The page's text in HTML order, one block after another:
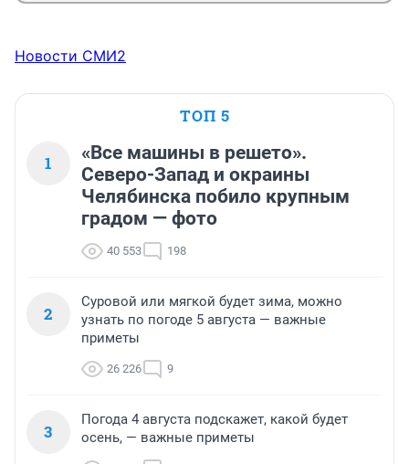
Новости СМИ2
ТОП 5
1
«Все машины в решето».
Северо-Запад и окраины
Челябинска побило крупным
градом — фото
40 553 198
2
Суровой или мягкой будет зима, можно
узнать по погоде 5 августа — важные
приметы
26 226 9
3
Погода 4 августа подскажет, какой будет
осень, — важные приметы